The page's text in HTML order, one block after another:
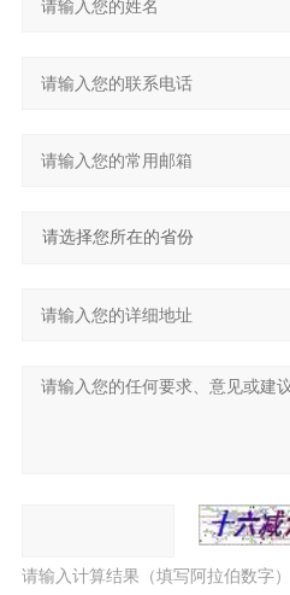
请输入计算结果（填写阿拉伯数字